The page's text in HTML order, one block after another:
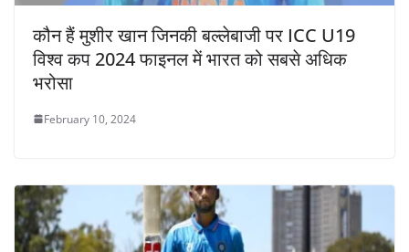
कौन हैं मुशीर खान जिनकी बल्लेबाजी पर ICC U19
विश्व कप 2024 फाइनल में भारत को सबसे अधिक
भरोसा
February 10, 2024